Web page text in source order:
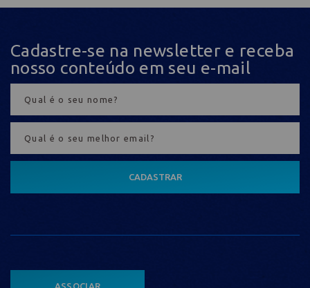
Cadastre-se na newsletter e receba
nosso conteúdo em seu e-mail
CADASTRAR
ASSOCIAR